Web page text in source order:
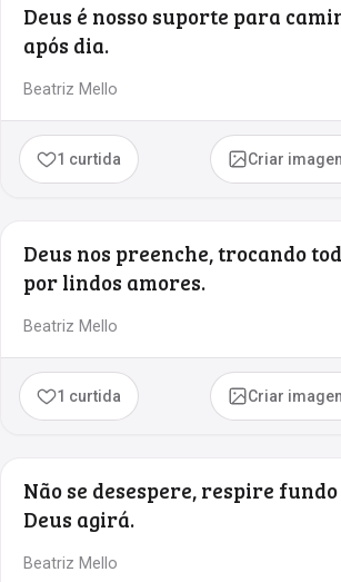
Deus é nosso suporte para
após dia.
Beatriz Mello
1 curtida Criar
Deus nos preenche, trocando
por lindos amores.
Beatriz Mello
1 curtida Criar
Não se desespere, respire fundo
Deus agirá.
Beatriz Mello